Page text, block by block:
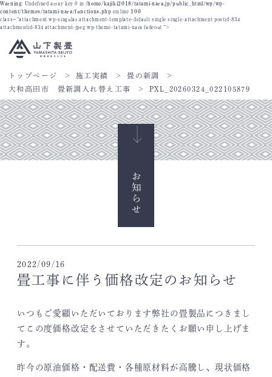
Warning: Undefined array key 0 in /home/kajiki2018/tatami-nara.jp/public_html/wp/wp-
content/themes/tatami-nara/functions.php on line 100
class="attachment wp-singular attachment-template-default single single-attachment postid-834
attachmentid-834 attachment-jpeg wp-theme-tatami-nara fadeout ">
トップページ 施工実績
畳の新調
大和高田市 畳新調入れ替え工事
PXL_20260324_022105879
お知らせ
2022/09/16
畳工事に伴う価格改定のお知らせ
いつもご愛顧いただいております弊社の畳製品につきまし
てこの度価格改定をさせていただきたくお願い申し上げま
す。
昨今の原油価格・配送費・各種原材料が高騰し、現状価格